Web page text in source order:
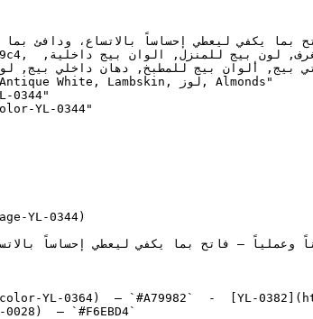
0344"
YL-0344"
YL-0344)
YL-0364)  — `#A79982`  -  [YL-
— `#F6EBD4`